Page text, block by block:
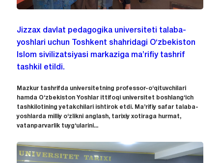
Jizzax davlat pedagogika universiteti talaba-
yoshlari uchun Toshkent shahridagi O‘zbekiston
Islom sivilizatsiyasi markaziga ma’rifiy tashrif
tashkil etildi.
Mazkur tashrifda universitetning professor-o‘qituvchilari
hamda O‘zbekiston Yoshlar ittifoqi universitet boshlang‘ich
tashkilotining yetakchilari ishtirok etdi. Ma’rifiy safar talaba-
yoshlarda milliy o‘zlikni anglash, tarixiy xotiraga hurmat,
vatanparvarlik tuyg‘ularini...